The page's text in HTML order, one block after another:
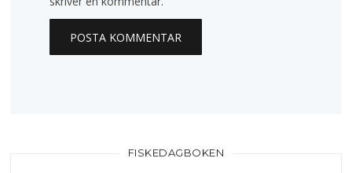
FISKEDAGBOKEN